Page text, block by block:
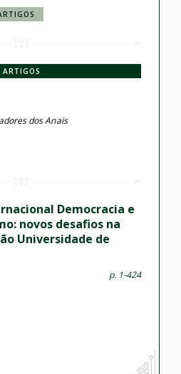
ARTIGOS
dos Anais
Democracia e
novos desafios na
Universidade de
p. 1-424